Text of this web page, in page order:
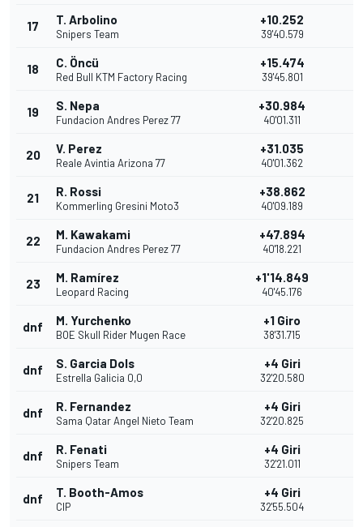
17 T. Arbolino
Snipers Team
+10.252
39'40.579
18 C. Öncü
Red Bull KTM Factory Racing
+15.474
39'45.801
19 S. Nepa
Fundacion Andres Perez 77
+30.984
40'01.311
20 V. Perez
Reale Avintia Arizona 77
+31.035
40'01.362
21 R. Rossi
Kommerling Gresini Moto3
+38.862
40'09.189
22 M. Kawakami
Fundacion Andres Perez 77
+47.894
40'18.221
23 M. Ramírez
Leopard Racing
+1'14.849
40'45.176
dnf M. Yurchenko
BOE Skull Rider Mugen Race
+1 Giro
38'31.715
dnf S. Garcia Dols
Estrella Galicia 0,0
+4 Giri
32'20.580
dnf R. Fernandez
Sama Qatar Angel Nieto Team
+4 Giri
32'20.825
dnf R. Fenati
Snipers Team
+4 Giri
32'21.011
dnf T. Booth-Amos
CIP
+4 Giri
32'55.504